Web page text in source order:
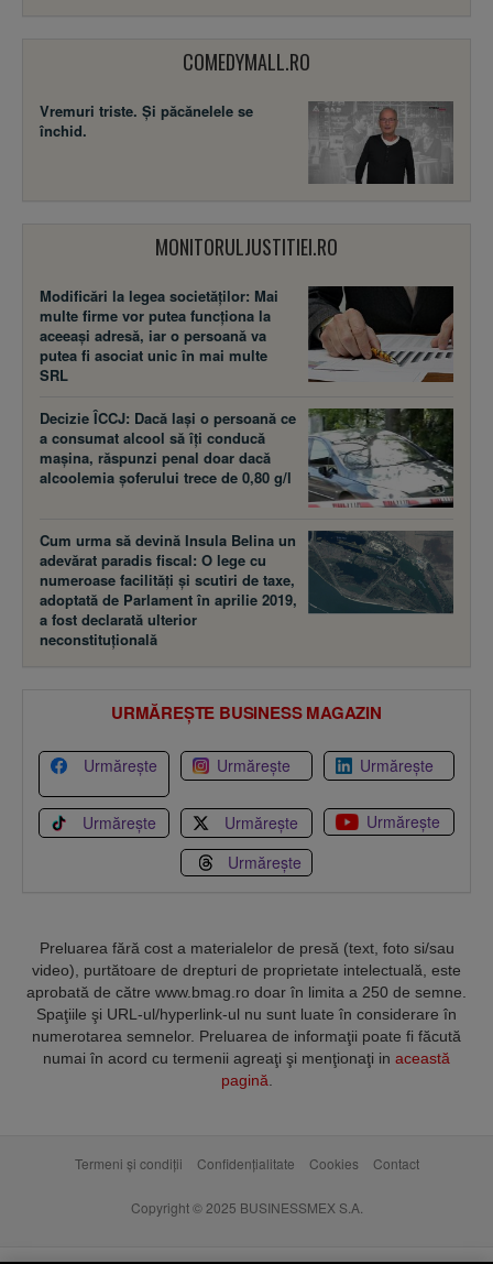
COMEDYMALL.RO
Vremuri triste. Şi păcănelele se
închid.
MONITORULJUSTITIEI.RO
Modificări la legea societăţilor: Mai
multe firme vor putea funcţiona la
aceeaşi adresă, iar o persoană va
putea fi asociat unic în mai multe
SRL
Decizie ÎCCJ: Dacă laşi o persoană ce
a consumat alcool să îţi conducă
maşina, răspunzi penal doar dacă
alcoolemia şoferului trece de 0,80 g/l
Cum urma să devină Insula Belina un
adevărat paradis fiscal: O lege cu
numeroase facilităţi şi scutiri de taxe,
adoptată de Parlament în aprilie 2019,
a fost declarată ulterior
neconstituţională
URMĂREȘTE BUSINESS MAGAZIN
Urmărește Urmărește Urmărește
Urmărește Urmărește
Urmărește
Urmărește
Preluarea fără cost a materialelor de presă (text, foto si/sau
video), purtătoare de drepturi de proprietate intelectuală, este
aprobată de către www.bmag.ro doar în limita a 250 de semne.
Spaţiile şi URL-ul/hyperlink-ul nu sunt luate în considerare în
numerotarea semnelor. Preluarea de informaţii poate fi făcută
numai în acord cu termenii agreaţi şi menţionaţi in această
pagină
Termeni și condiții Confidențialitate Cookies Contact
Copyright © 2025 BUSINESSMEX S.A.